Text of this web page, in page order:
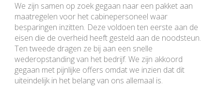
We zijn samen op zoek gegaan naar een pakket aan
maatregelen voor het cabinepersoneel waar
besparingen inzitten. Deze voldoen ten eerste aan de
eisen die de overheid heeft gesteld aan de noodsteun.
Ten tweede dragen ze bij aan een snelle
wederopstanding van het bedrijf. We zijn akkoord
gegaan met pijnlijke offers omdat we inzien dat dit
uiteindelijk in het belang van ons allemaal is.